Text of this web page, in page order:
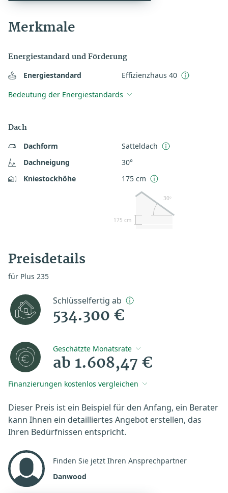
Merkmale
Energiestandard und Förderung
Energiestandard
Effizienzhaus 40
Bedeutung der Energiestandards
Dach
Dachform
Satteldach
Dachneigung
30°
Kniestockhöhe
175 cm
175 cm
30º
Preisdetails
für Plus 235
Schlüsselfertig ab
534.300 €
Geschätzte Monatsrate
ab 1.608,47 €
Finanzierungen kostenlos vergleichen
Dieser Preis ist ein Beispiel für den Anfang, ein Berater
kann Ihnen ein detailliertes Angebot erstellen, das
Ihren Bedürfnissen entspricht.
Finden Sie jetzt Ihren Ansprechpartner
Danwood